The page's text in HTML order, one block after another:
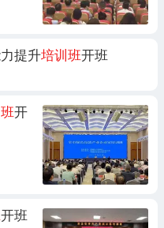
提升培训班开班
开
开班